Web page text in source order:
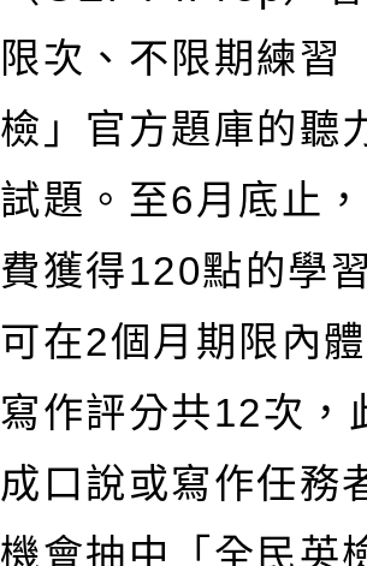
限次、不限期練習
檢」官方題庫的聽
試題。至6月底止
費獲得120點的學
可在2個月期限內
寫作評分共12次，
成口說或寫作任務
機會抽中「全民英